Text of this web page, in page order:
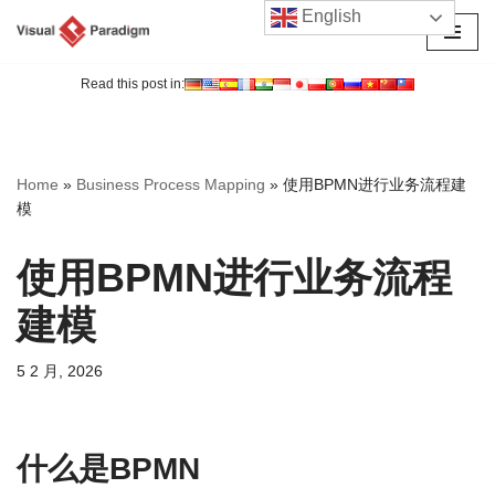
Read this post in:
Home » Business Process Mapping » 使用BPMN进行业务流程建
模
使用BPMN进行业务流程
建模
5 2 月, 2026
什么是BPMN
English